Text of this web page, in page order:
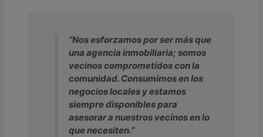
“Nos esforzamos por ser más que
una agencia inmobiliaria; somos
vecinos comprometidos con la
comunidad. Consumimos en los
negocios locales y estamos
siempre disponibles para
asesorar a nuestros vecinos en lo
que necesiten.”